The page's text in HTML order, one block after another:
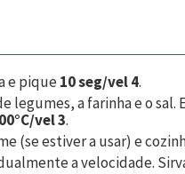
e pique10 seg/vel 4.
legumes, a farinha e o
vel 3.
(se estiver a usar) e
a velocidade.